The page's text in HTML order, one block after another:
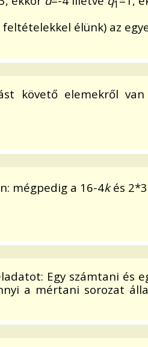
1
élünk) az
követő elemekről
mégpedig a 16-4kés 2*3
Egy számtani
a mértani sorozat